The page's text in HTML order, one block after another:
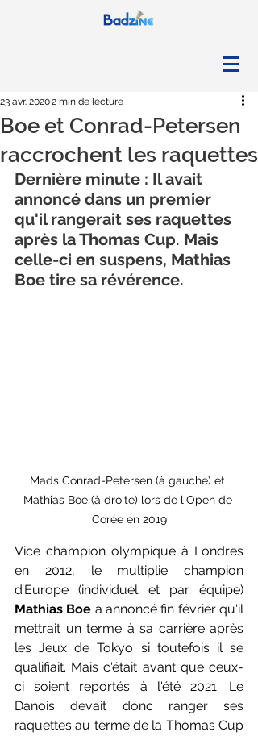
Boe et Conrad-Petersen
raccrochent les raquettes
23 avr. 20202 min de lecture
Dernière minute : Il avait
annoncé dans un premier
qu'il rangerait ses raquettes
après la Thomas Cup. Mais
celle-ci en suspens, Mathias
Boe tire sa révérence.
Mads Conrad-Petersen (à gauche) et
Mathias Boe (à droite) lors de l'Open de
Corée en 2019
Vice champion olympique à Londres
en 2012, le multiplie champion
Mathias Boe a annoncé fin février qu'il
mettrait un terme à sa carrière après
les Jeux de Tokyo si toutefois il se
qualifiait. Mais c'était avant que ceux-
ci soient reportés à l'été 2021. Le
Danois devait donc ranger ses
raquettes au terme de la Thomas Cup